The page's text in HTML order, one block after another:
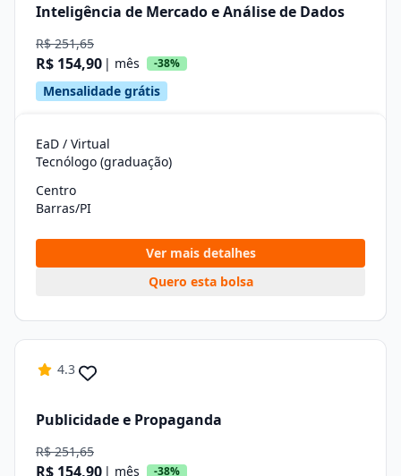
Inteligência de Mercado e Análise de Dados
R$ 251,65
R$ 154,90 | mês -38%
Mensalidade grátis
EaD / Virtual
Tecnólogo (graduação)
Centro
Barras/PI
Ver mais detalhes
Quero esta bolsa
4.3
Publicidade e Propaganda
R$ 251,65
R$ 154,90 | mês -38%